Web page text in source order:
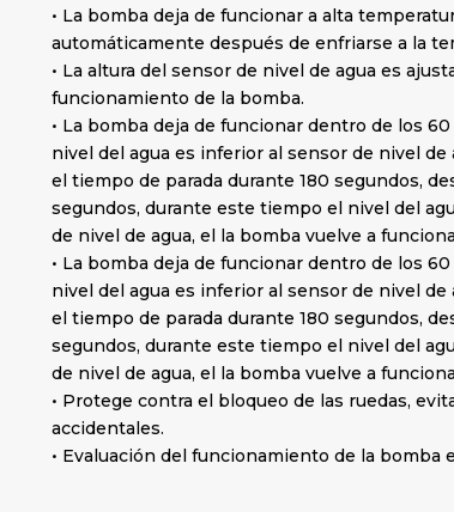
• La bomba deja de funcionar a alta
automáticamente después de enfriarse a la
• La altura del sensor de nivel de agua es
funcionamiento de la bomba.
• La bomba deja de funcionar dentro de los
nivel del agua es inferior al sensor de nivel de
el tiempo de parada durante 180 segundos,
segundos, durante este tiempo el nivel del
de nivel de agua, el la bomba vuelve a
• La bomba deja de funcionar dentro de los
nivel del agua es inferior al sensor de nivel de
el tiempo de parada durante 180 segundos,
segundos, durante este tiempo el nivel del
de nivel de agua, el la bomba vuelve a
• Protege contra el bloqueo de las ruedas,
accidentales.
• Evaluación del funcionamiento de la bomba